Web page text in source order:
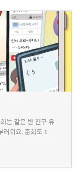
는 같은 반 친구 유
러워요. 준희도 1인
동영상 채널 만들
사건이 발생…